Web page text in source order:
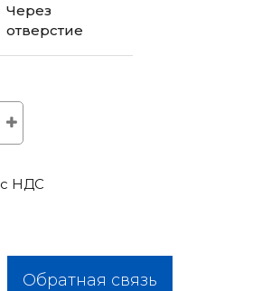
Через
отверстие
с НДС
Обратная связь